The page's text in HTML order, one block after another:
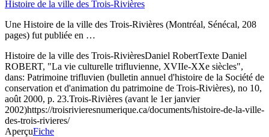
Histoire de la ville des Trois-Rivières
Une Histoire de la ville des Trois-Rivières (Montréal, Sénécal, 208
pages) fut publiée en …
Histoire de la ville des Trois-RivièresDaniel RobertTexte Daniel
ROBERT, "La vie culturelle trifluvienne, XVIIe-XXe siècles",
dans: Patrimoine trifluvien (bulletin annuel d'histoire de la Société de
conservation et d'animation du patrimoine de Trois-Rivières), no 10,
août 2000, p. 23.Trois-Rivières (avant le 1er janvier
2002)https://troisrivieresnumerique.ca/documents/histoire-de-la-ville-
des-trois-rivieres/
AperçuFiche